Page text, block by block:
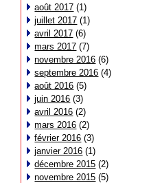
août 2017 (1)
juillet 2017 (1)
avril 2017 (6)
mars 2017 (7)
novembre 2016 (6)
septembre 2016 (4)
août 2016 (5)
juin 2016 (3)
avril 2016 (2)
mars 2016 (2)
février 2016 (3)
janvier 2016 (1)
décembre 2015 (2)
novembre 2015 (5)